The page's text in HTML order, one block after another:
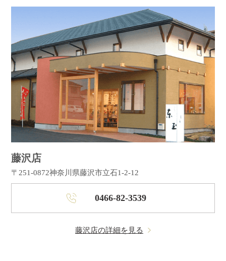
藤沢店
〒251-0872神奈川県藤沢市立石1-2-12
0466-82-3539
藤沢店の詳細を見る